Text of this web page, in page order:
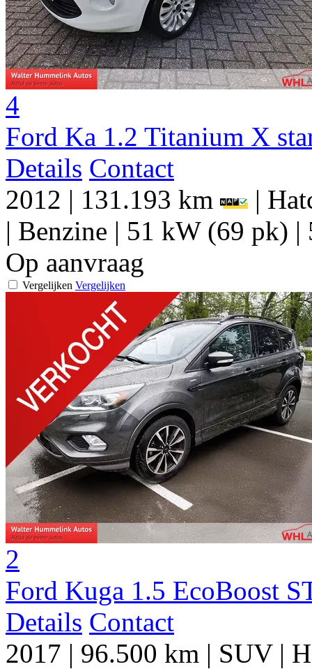
4
Ford Ka 1.2 Titanium X
Details Contact
2012 | 131.193 km |
| Benzine | 51 kW (69 pk) |
Op aanvraag
Vergelijken Vergelijken
2
Ford Kuga 1.5 EcoBoost
Details Contact
2017 | 96.500 km | SUV|